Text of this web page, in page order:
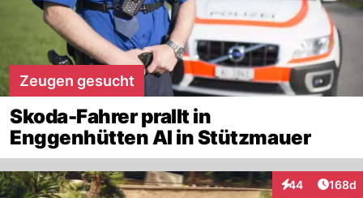
Zeugen gesucht
Skoda-Fahrer prallt in
Enggenhütten AI in Stützmauer
44
Interaktionen
168d